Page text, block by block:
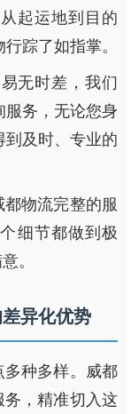
起运地到目的
踪了如指掌。
无时差，我们
服务，无论您身
及时、专业的
物流完整的服
细节都做到极
。
异化优势
种多样。威都
，精准切入这